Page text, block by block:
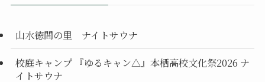
山水徳間の里 ナイトサウナ
校庭キャンプ 『ゆるキャン△』本栖高校文化祭2026 ナ
イトサウナ